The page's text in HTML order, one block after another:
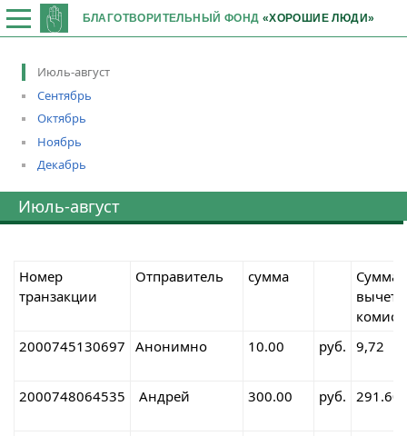
БЛАГОТВОРИТЕЛЬНЫЙ ФОНД «ХОРОШИЕ ЛЮДИ»
Июль-август
Сентябрь
Октябрь
Ноябрь
Декабрь
Июль-август
Номер
транзакции
Отправитель сумма
Сумма
2000745130697 Анонимно 10.00 руб. 9,72
2000748064535 Андрей 300.00 руб. 291.60